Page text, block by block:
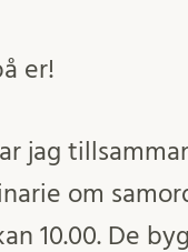
er!
jag
om
10.00. De